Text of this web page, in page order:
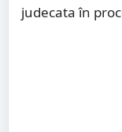
judecata în